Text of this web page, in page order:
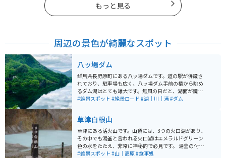
もっと見る
周辺の景色が綺麗なスポット
八ッ場ダム
群馬県長野原町にある八ッ場ダムです。道の駅が併設さ
れており、駐車場も広く、八ッ場ダム手前の橋から眺め
るダム湖はとても雄大です。無風の日だと、湖面が鏡の
様になりとても綺麗です。 道中の国道145号線は日本ロ
す。バイクでも車でも気持ちよく走れます。 更に西へ向
かい、右は志賀草津ルート、左は軽井沢へとルート、ど
ちらも走りやすく絶景が続くルートです。
#絶景スポット #絶景ロード #湖｜川｜滝#ダム
草津白根山
草津にある活火山です。山頂には、3つの火口湖があり、
その中でも湯釜と言われる火口湖はエメラルドグリーン
色の水をたたえ、非常に神秘的で必見です。 湯釜の付近
には大型駐車場があります。草津温泉に行ったら是非、
#絶景スポット #山｜高原#食事処